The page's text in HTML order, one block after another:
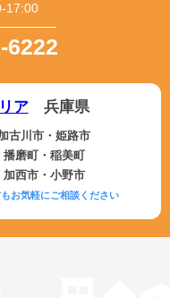
17:00
6222
ア兵庫県
古川市・姫路市
磨町・稲美町
加西市・小野市
お気軽にご相談ください